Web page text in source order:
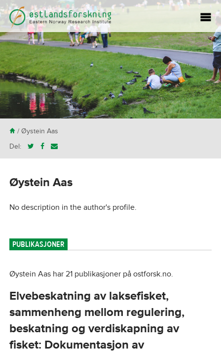
H/ Øystein Aas
Del:
Øystein Aas
No description in the author's profile.
PUBLIKASJONER
Øystein Aas har 21 publikasjoner på ostforsk.no.
Elvebeskatning av laksefisket,
sammenheng mellom regulering,
beskatning og verdiskapning av
fisket: Dokumentasjon av